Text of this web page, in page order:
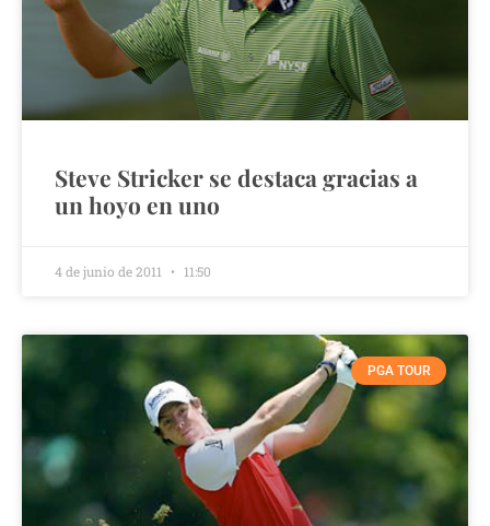
Steve Stricker se destaca gracias a
un hoyo en uno
4 de junio de 2011 11:50
PGA TOUR